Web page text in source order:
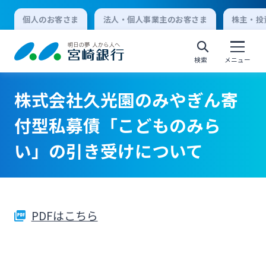
個人のお客さま 法人・個人事業主のお客さま 株主・
検索 メニュー
個人向けインターネットバンキング
ログオン
株式会社久光園のみやぎん寄
付型私募債「こどものみら
い」の引き受けについて
PDFはこちら